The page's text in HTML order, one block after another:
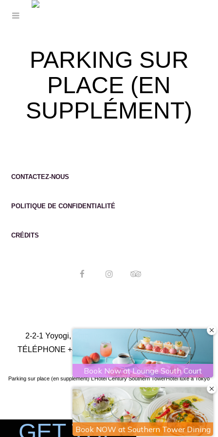
English
PARKING SUR
PLACE (EN
SUPPLÉMENT)
CONTACTEZ-NOUS
POLITIQUE DE CONFIDENTIALITÉ
CRÉDITS
2-2-1 Yoyogi, Shibuya-ku 151-8583 Tokyo Japan
TÉLÉPHONE +81 3 5354 0111 Fax +81 3 5354 0100
Parking sur place (en supplément) L’Hotel Century Southern TowerHôtel luxe à Tokyo